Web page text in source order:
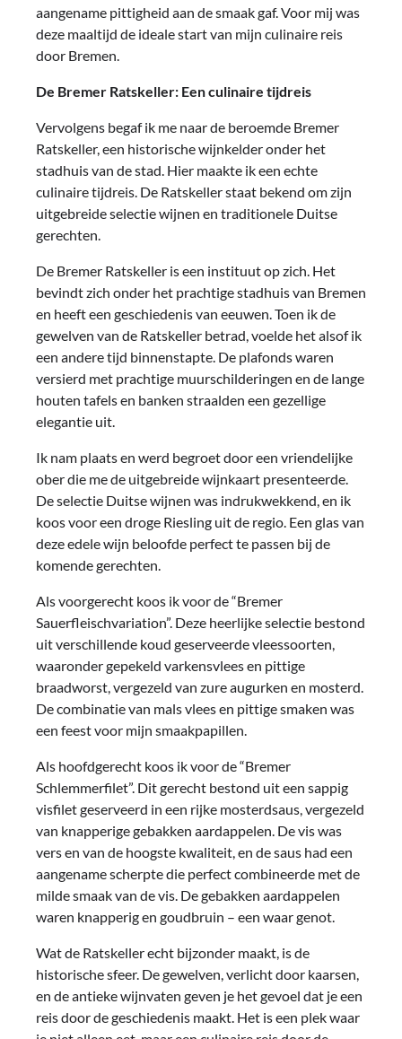
aangename pittigheid aan de smaak gaf. Voor mij was
deze maaltijd de ideale start van mijn culinaire reis
door Bremen.
De Bremer Ratskeller: Een culinaire tijdreis
Vervolgens begaf ik me naar de beroemde Bremer
Ratskeller, een historische wijnkelder onder het
stadhuis van de stad. Hier maakte ik een echte
culinaire tijdreis. De Ratskeller staat bekend om zijn
uitgebreide selectie wijnen en traditionele Duitse
gerechten.
De Bremer Ratskeller is een instituut op zich. Het
bevindt zich onder het prachtige stadhuis van Bremen
en heeft een geschiedenis van eeuwen. Toen ik de
gewelven van de Ratskeller betrad, voelde het alsof ik
een andere tijd binnenstapte. De plafonds waren
versierd met prachtige muurschilderingen en de lange
houten tafels en banken straalden een gezellige
elegantie uit.
Ik nam plaats en werd begroet door een vriendelijke
ober die me de uitgebreide wijnkaart presenteerde.
De selectie Duitse wijnen was indrukwekkend, en ik
koos voor een droge Riesling uit de regio. Een glas van
deze edele wijn beloofde perfect te passen bij de
komende gerechten.
Als voorgerecht koos ik voor de “Bremer
Sauerfleischvariation”. Deze heerlijke selectie bestond
uit verschillende koud geserveerde vleessoorten,
waaronder gepekeld varkensvlees en pittige
braadworst, vergezeld van zure augurken en mosterd.
De combinatie van mals vlees en pittige smaken was
een feest voor mijn smaakpapillen.
Als hoofdgerecht koos ik voor de “Bremer
Schlemmerfilet”. Dit gerecht bestond uit een sappig
visfilet geserveerd in een rijke mosterdsaus, vergezeld
van knapperige gebakken aardappelen. De vis was
vers en van de hoogste kwaliteit, en de saus had een
aangename scherpte die perfect combineerde met de
milde smaak van de vis. De gebakken aardappelen
waren knapperig en goudbruin – een waar genot.
Wat de Ratskeller echt bijzonder maakt, is de
historische sfeer. De gewelven, verlicht door kaarsen,
en de antieke wijnvaten geven je het gevoel dat je een
reis door de geschiedenis maakt. Het is een plek waar